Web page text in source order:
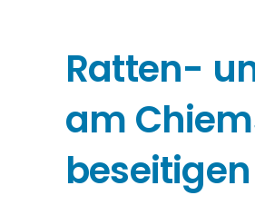
Ratten-
am
beseitigen